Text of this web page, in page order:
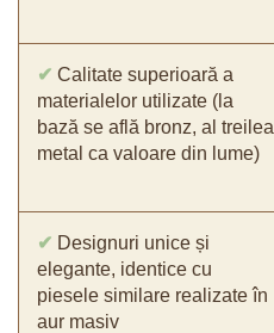
✔ Calitate superioară a
materialelor utilizate (la
bază se află bronz, al treilea
metal ca valoare din lume)
✔ Designuri unice și
elegante, identice cu
piesele similare realizate în
aur masiv